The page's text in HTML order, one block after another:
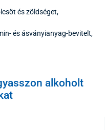
és zöldséget,
és ásványianyag-bevitelt,
alkoholt